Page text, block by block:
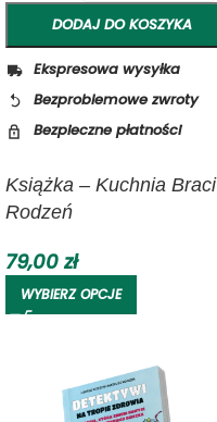
DODAJ DO KOSZYKA
Ekspresowa wysyłka
Bezproblemowe zwroty
Bezpieczne płatności
Książka – Kuchnia Braci
Rodzeń
79,00zł
WYBIERZ OPCJE